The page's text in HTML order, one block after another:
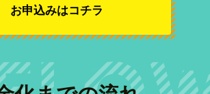
お申込みはコチラ